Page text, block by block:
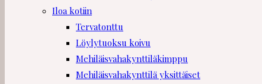
Iloa kotiin
Tervatonttu
Löylytuoksu koivu
Mehiläisvahakynttiläkimppu
Mehiläisvahakynttilä yksittäiset